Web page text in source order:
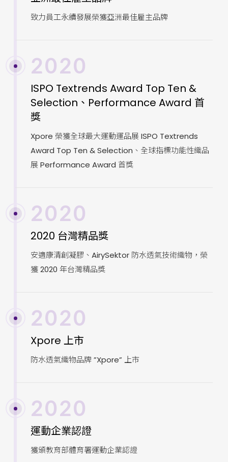
致力員工永續發展榮獲亞洲最佳雇主品牌
2020
ISPO Textrends Award Top Ten &
Selection、Performance Award 首
獎
Xpore 榮獲全球最大運動運品展 ISPO Textrends
Award Top Ten & Selection、全球指標功能性織品
展 Performance Award 首獎
2020
2020 台灣精品獎
安適康清創凝膠、AirySektor 防水透氣技術織物，榮
獲 2020 年台灣精品獎
2020
Xpore 上市
防水透氣織物品牌 ”Xpore” 上市
2020
運動企業認證
獲頒教育部體育署運動企業認證